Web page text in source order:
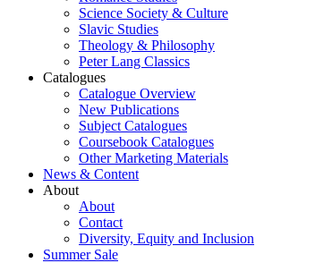
Science Society & Culture
Slavic Studies
Theology & Philosophy
Peter Lang Classics
Catalogues
Catalogue Overview
New Publications
Subject Catalogues
Coursebook Catalogues
Other Marketing Materials
News & Content
About
About
Contact
Diversity, Equity and Inclusion
Summer Sale